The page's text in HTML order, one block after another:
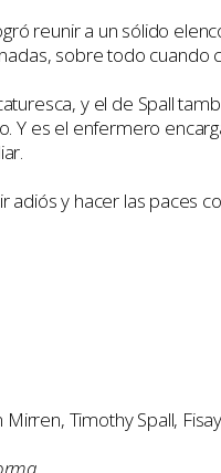
reunir a un sólido
sobre todo cuando
y el de Spall
Y es el enfermero
y hacer las paces
Timothy Spall,